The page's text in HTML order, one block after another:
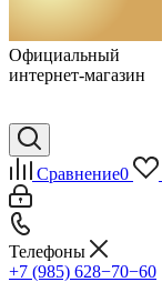
Официальный
интернет-магазин
Сравнение0
Телефоны
+7 (985) 628−70−60